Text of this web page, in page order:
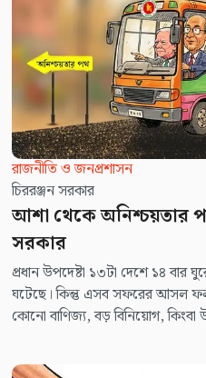
রাজনীতি ও জনপ্রশাসন
চিররঞ্জন সরকার
আশা থেকে অনিশ্চয়তার
সরকার
প্রধান উপদেষ্টা ১৩টা দেশে ১৪
ঘটেছে। কিন্তু এসব সফরের আসল
কোনো বাণিজ্য, বড় বিনিয়োগ, কিংবা